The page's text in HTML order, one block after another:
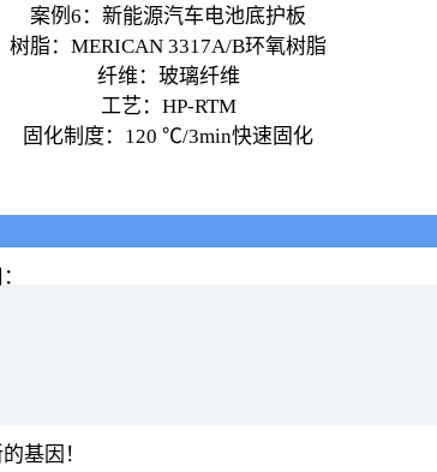
案例6：新能源汽车电池底护板
树脂：MERICAN 3317A/B环氧树脂
纤维：玻璃纤维
工艺：HP-RTM
固化制度：120 ℃/3min快速固化
基因！